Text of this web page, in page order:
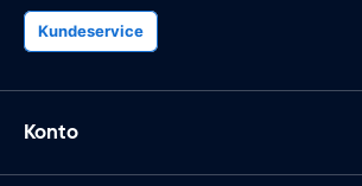
Kundeservice
Konto